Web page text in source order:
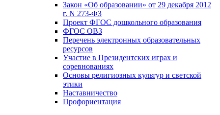
Закон «Об образовании» от 29 декабря 2012
г. N 273-ФЗ
Проект ФГОС дошкольного образования
ФГОС ОВЗ
Перечень электронных образовательных
ресурсов
Участие в Президентских играх и
соревнованиях
Основы религиозных культур и светской
этики
Наставничество
Профориентация